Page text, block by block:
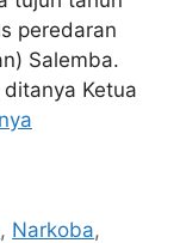
peredaran
Salemba.
ditanya Ketua
, Narkoba,